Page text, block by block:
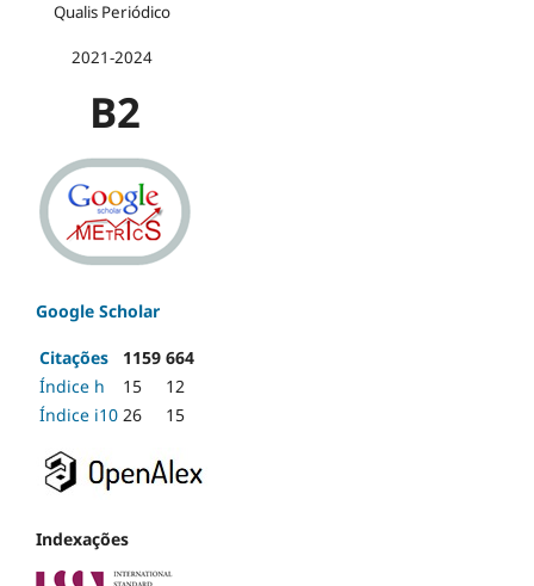
Qualis Periódico
2021-2024
B2
Google Scholar
Citações 1159 664
Índice h
15
12
Índice i10 26 15
Indexações